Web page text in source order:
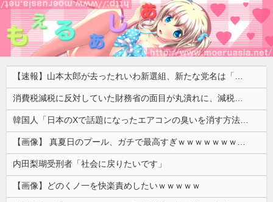
【速報】山本太郎が去ったれいわ新選組、新たな党名は「いのちの党」 略称「いのち」
消費税減税に反対していた財務省の面目が丸潰れに、減税が決まった途端に市場が動き出したが……
韓国人「日本のXで話題になったエアコンの臭いを消す方法をご覧ください」→「これマジ？」
【画像】 真夏日のプール、ガチで最高すぎｗｗｗｗｗｗｗｗｗｗ
内田梨瑚受刑者「社会に戻りたいです」
【画像】どのくノ一を快楽責めしたいｗｗｗｗｗ